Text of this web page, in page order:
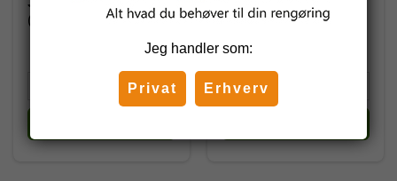
(inkl. moms)
(inkl. moms)
Jeg handler som:
Privat Erhverv